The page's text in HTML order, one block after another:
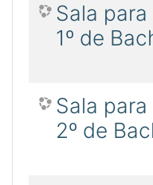
Sala
1º de
Sala
2º de